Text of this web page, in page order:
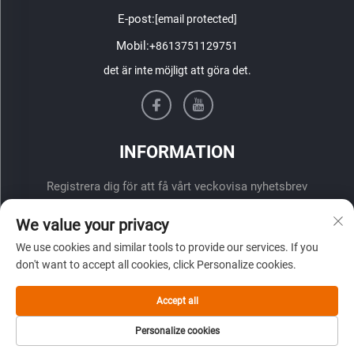
E-post:[email protected]
Mobil:+8613751129751
det är inte möjligt att göra det.
INFORMATION
Registrera dig för att få vårt veckovisa nyhetsbrev
ÖVERLÄMNA
We value your privacy
We use cookies and similar tools to provide our services. If you
don't want to accept all cookies, click Personalize cookies.
Personalize cookies
Accept all